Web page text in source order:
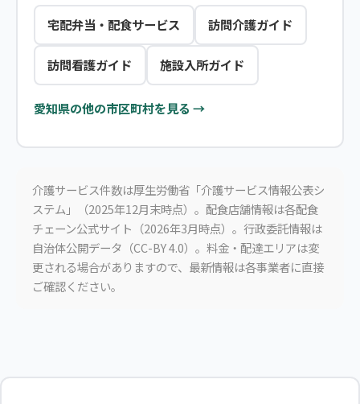
宅配弁当・配食サービス 訪問介護ガイド
訪問看護ガイド 施設入所ガイド
愛知県の他の市区町村を見る →
介護サービス件数は厚生労働省「介護サービス情報公表シ
ステム」（2025年12月末時点）。配食店舗情報は各配食
チェーン公式サイト（2026年3月時点）。行政委託情報は
自治体公開データ（CC-BY 4.0）。料金・配達エリアは変
更される場合がありますので、最新情報は各事業者に直接
ご確認ください。